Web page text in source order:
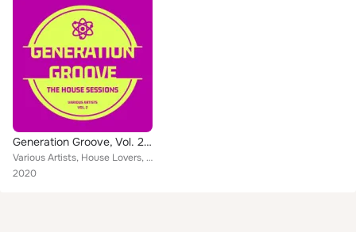
Generation Groove, Vol. 2 (The House Sessions)
Various Artists, House Lovers, Jerry Ropero, Second Floor, Guar Ja, Underground Diffusion, Steven Shaw, Ed Lee, Richard Rochefel...
2020